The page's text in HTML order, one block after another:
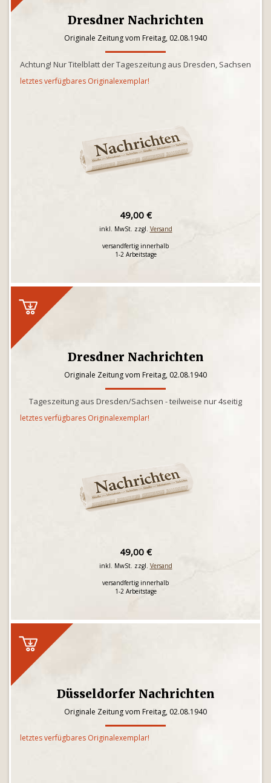
Dresdner Nachrichten
Originale Zeitung vom Freitag, 02.08.1940
Achtung! Nur Titelblatt der Tageszeitung aus Dresden, Sachsen
letztes verfügbares Originalexemplar!
49,00 €
inkl. MwSt. zzgl. Versand
versandfertig innerhalb
1-2 Arbeitstage
Dresdner Nachrichten
Originale Zeitung vom Freitag, 02.08.1940
Tageszeitung aus Dresden/Sachsen - teilweise nur 4seitig
letztes verfügbares Originalexemplar!
49,00 €
inkl. MwSt. zzgl. Versand
versandfertig innerhalb
1-2 Arbeitstage
Düsseldorfer Nachrichten
Originale Zeitung vom Freitag, 02.08.1940
letztes verfügbares Originalexemplar!